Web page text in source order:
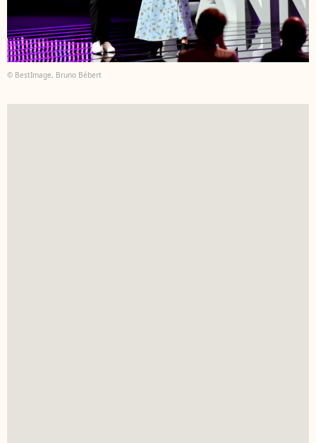
© BestImage, Bruno Bébert